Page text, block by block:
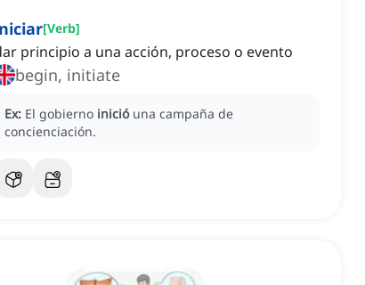
[Verb]
principio a una acción, proceso o evento
begin, initiate
Ex: El gobierno inició una campaña de
concienciación.